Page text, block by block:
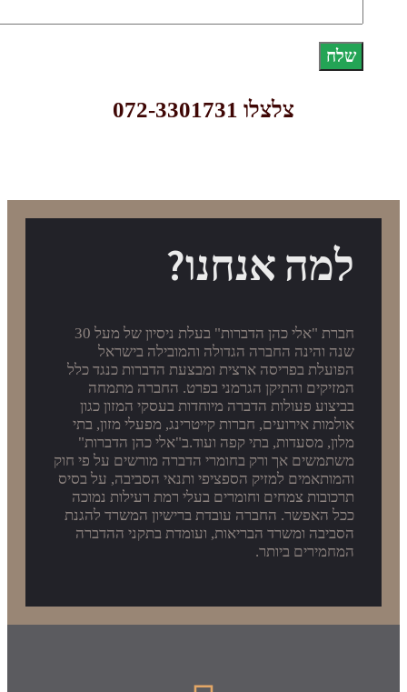
צלצלו 072-3301731
למה אנחנו?
חברת "אלי כהן הדברות" בעלת ניסיון של מעל 30
שנה והינה החברה הגדולה והמובילה בישראל
הפועלת בפריסה ארצית ומבצעת הדברות כנגד כלל
המזיקים והתיקן הגרמני בפרט. החברה מתמחה
בביצוע פעולות הדברה מיוחדות בעסקי המזון כגון
אולמות אירועים, חברות קייטרינג, מפעלי מזון, בתי
מלון, מסעדות, בתי קפה ועוד.ב"אלי כהן הדברות"
משתמשים אך ורק בחומרי הדברה מורשים על פי חוק
והמותאמים למזיק הספציפי ותנאי הסביבה, על בסיס
תרכובות צמחים וחומרים בעלי רמת רעילות נמוכה
ככל האפשר. החברה עובדת ברישיון המשרד להגנת
הסביבה ומשרד הבריאות, ועומדת בתקני ההדברה
המחמירים ביותר.